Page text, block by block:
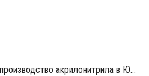
Asahi Kasei может продать производство акрилонитрила в Южной Корее